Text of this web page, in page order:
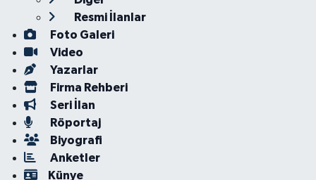
Resmi İlanlar
Foto Galeri
Video
Yazarlar
Firma Rehberi
Seri İlan
Röportaj
Biyografi
Anketler
Künye